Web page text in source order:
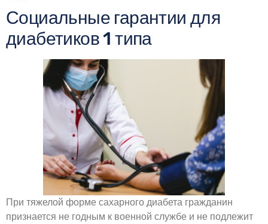
Социальные гарантии для
диабетиков 1 типа
При тяжелой форме сахарного диабета гражданин
признается не годным к военной службе и не подлежит